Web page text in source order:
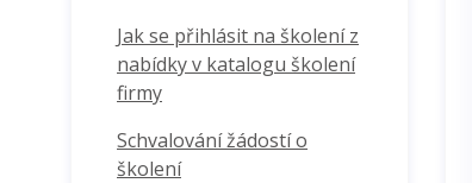
Jak se přihlásit na školení z
nabídky v katalogu školení
firmy
Schvalování žádostí o
školení